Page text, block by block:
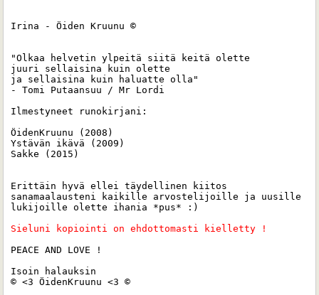
Irina - Öiden Kruunu ©
"Olkaa helvetin ylpeitä siitä keitä olette
juuri sellaisina kuin olette
ja sellaisina kuin haluatte olla"
- Tomi Putaansuu / Mr Lordi
Ilmestyneet runokirjani:
ÖidenKruunu (2008)
Ystävän ikävä (2009)
Sakke (2015)
Erittäin hyvä ellei täydellinen kiitos
sanamaalausteni kaikille arvostelijoille ja uusille
lukijoille olette ihania *pus* :)
Sieluni kopiointi on ehdottomasti kielletty !
PEACE AND LOVE !
Isoin halauksin
© <3 ÖidenKruunu <3 ©